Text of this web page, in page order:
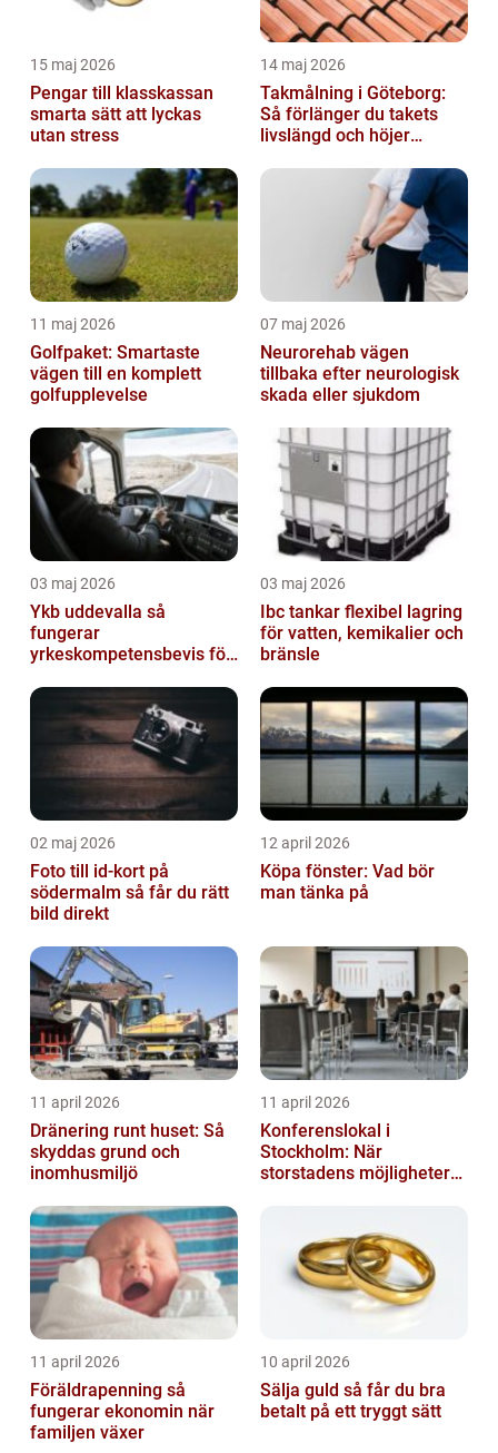
15 maj 2026
Pengar till klasskassan
smarta sätt att lyckas
utan stress
14 maj 2026
Takmålning i Göteborg:
Så förlänger du takets
livslängd och höjer
11 maj 2026
Golfpaket: Smartaste
vägen till en komplett
golfupplevelse
07 maj 2026
Neurorehab vägen
tillbaka efter neurologisk
skada eller sjukdom
03 maj 2026
Ykb uddevalla så
fungerar
yrkeskompetensbevis för
03 maj 2026
Ibc tankar flexibel lagring
för vatten, kemikalier och
bränsle
02 maj 2026
Foto till id-kort på
södermalm så får du rätt
bild direkt
12 april 2026
Köpa fönster: Vad bör
man tänka på
11 april 2026
Dränering runt huset: Så
skyddas grund och
inomhusmiljö
11 april 2026
Konferenslokal i
Stockholm: När
storstadens möjligheter
11 april 2026
Föräldrapenning så
fungerar ekonomin när
familjen växer
10 april 2026
Sälja guld så får du bra
betalt på ett tryggt sätt